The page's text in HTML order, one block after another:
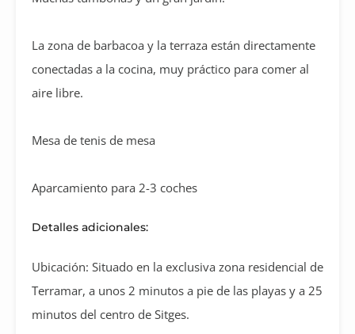
La zona de barbacoa y la terraza están directamente
conectadas a la cocina, muy práctico para comer al
aire libre.
Mesa de tenis de mesa
Aparcamiento para 2-3 coches
Detalles adicionales:
Ubicación: Situado en la exclusiva zona residencial de
Terramar, a unos 2 minutos a pie de las playas y a 25
minutos del centro de Sitges.